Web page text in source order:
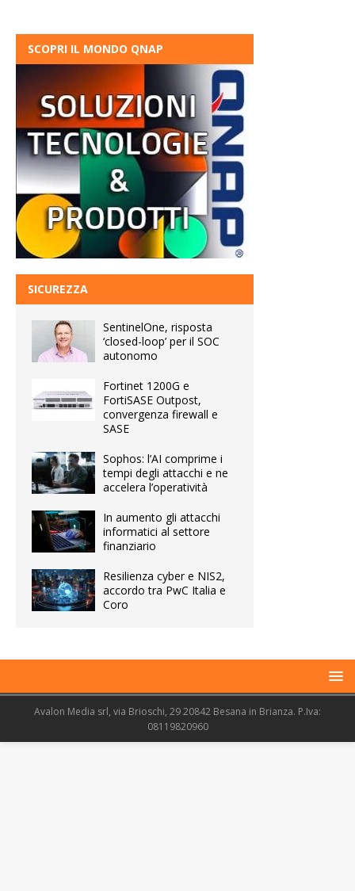
SCOPRI IL MONDO QNAP
SICUREZZA
SentinelOne, risposta
‘closed-loop’ per il SOC
autonomo
Fortinet 1200G e
FortiSASE Outpost,
convergenza firewall e
SASE
Sophos: l’AI comprime i
tempi degli attacchi e ne
accelera l’operatività
In aumento gli attacchi
informatici al settore
finanziario
Resilienza cyber e NIS2,
accordo tra PwC Italia e
Coro
Avalon Media srl, via Brioschi, 29 20842 Besana in Brianza. P.Iva:
08119820960